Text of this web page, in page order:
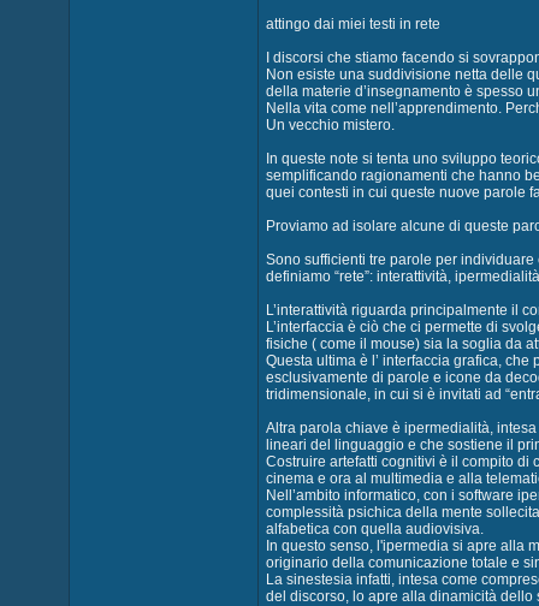
attingo dai miei testi in rete
I discorsi che stiamo facendo si
Non esiste una suddivisione netta delle
della materie d’insegnamento è spesso
Nella vita come nell’apprendimento.
Un vecchio mistero.
In queste note si tenta uno sviluppo
semplificando ragionamenti che hanno
quei contesti in cui queste nuove parole
Proviamo ad isolare alcune di queste
Sono sufficienti tre parole per
definiamo “rete”: interattività,
L’interattività riguarda principalmente il
L’interfaccia è ciò che ci permette di
fisiche ( come il mouse) sia la soglia da
Questa ultima è l’ interfaccia grafica,
esclusivamente di parole e icone da
tridimensionale, in cui si è invitati ad
Altra parola chiave è ipermedialità,
lineari del linguaggio e che sostiene il
Costruire artefatti cognitivi è il compito
cinema e ora al multimedia e alla
Nell’ambito informatico, con i software
complessità psichica della mente
alfabetica con quella audiovisiva.
In questo senso, l'ipermedia si apre alla
originario della comunicazione totale e
La sinestesia infatti, intesa come
del discorso, lo apre alla dinamicità dello